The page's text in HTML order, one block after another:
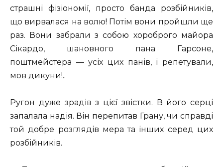
страшні фізіономії, просто банда розбійників,
що вирвалася на волю! Потім вони пройшли ще
раз. Вони забрали з собою хороброго майора
Сікардо, шановного пана Гарсоне,
поштмейстера — усіх цих панів, і репетували,
мов дикуни!..
Ругон дуже зрадів з цієї звістки. В його серці
запалала надія. Він перепитав Грану, чи справді
той добре розглядів мера та інших серед цих
розбійників.